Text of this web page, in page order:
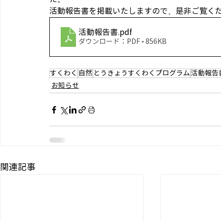
活動報告書を掲載いたしますので、是非ご覧く
活動報告書.pdf
ダウンロード：PDF • 856KB
すくわく 自然 とうきょうすくわくプログラム活動報告
お知らせ
関連記事